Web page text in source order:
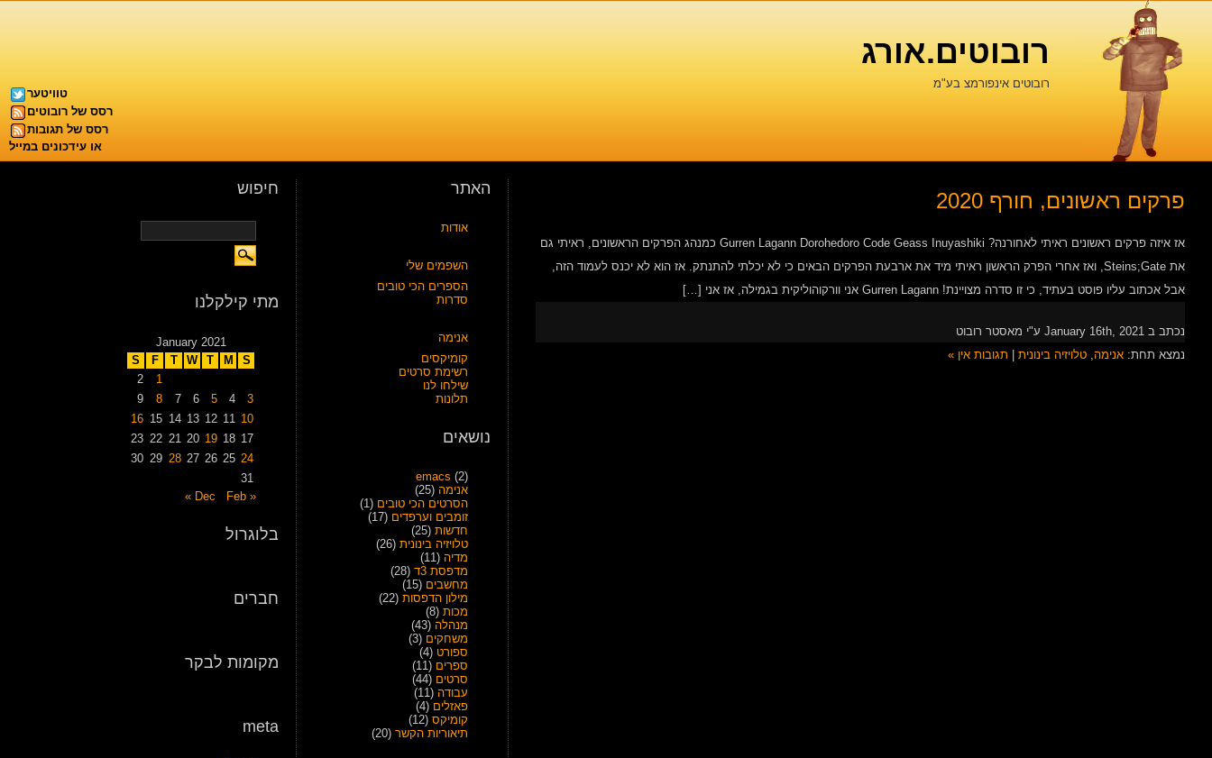
רובוטים.אורג
רובוטים אינפורמצ בע"מ
טוויטער
רסס של רובוטים
רסס של תגובות
או עידכונים במייל
פרקים ראשונים, חורף 2020
אז איזה פרקים ראשונים ראיתי לאחורנה? Gurren Lagann Dorohedoro Code Geass Inuyashiki כמנהג הפרקים הראשונים, ראיתי גם
את Steins;Gate, ואז אחרי הפרק הראשון ראיתי מיד את ארבעת הפרקים הבאים כי לא יכלתי להתנתק. אז הוא לא יכנס לעמוד הזה,
אבל אכתוב עליו פוסט בעתיד, כי זו סדרה מצויינת! Gurren Lagann אני וורקוהוליקית בגמילה, אז אני […]
נכתב ב January 16th, 2021 ע"י מאסטר רובוט
נמצא תחת: אנימה, טלויזיה בינונית תגובות אין »
האתר
אודות
השפמים שלי
הספרים הכי טובים
סדרות
אנימה
קומיקסים
רשימת סרטים
שילחו לנו
תלונות
נושאים
emacs (2)
אנימה (25)
הסרטים הכי טובים (1)
זומבים וערפדים (17)
חדשות(25)
טלויזיה בינונית(26)
מדיה (11)
מדפסת 3ד
(28)
מחשבים (15)
מילון הדפסות(22)
מכות(8)
מנהלה (43)
משחקים (3)
ספורט (4)
ספרים (11)
סרטים (44)
עבודה (11)
פאזלים (4)
קומיקס(12)
תיאוריות הקשר(20)
חיפוש
מתי קילקלנו
January 2021
S
M
T
W
T
F
S
1
2
3
4
5
6
7
8
9
10
11
12
13
14
15
16
17
18
19
20
21
22
23
24
25
26
27
28
29
30
31
« Dec
Feb »
בלוגרול
חברים
מקומות לבקר
meta